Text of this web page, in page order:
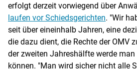
erfolgt derzeit vorwiegend über
laufen vor Schiedsgerichten. "Wir
seit über eineinhalb Jahren, eine
die dazu dient, die Rechte der OMV
der zweiten Jahreshälfte werde
können. "Man wird sicher nicht alle